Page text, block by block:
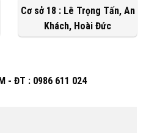
Cơ sở 18 : Lê Trọng Tấn, An
Khách, Hoài Đức
- ĐT : 0986 611 024